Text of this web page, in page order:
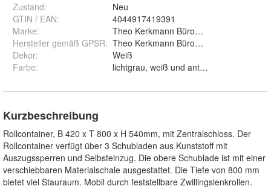
Zustand:
Neu
GTIN / EAN:
4044917419391
Marke:
Theo Kerkmann Büromöbelfabrik GmbH
Hersteller gemäß GPSR: Theo Kerkmann Büromöbelfabrik
Dekor:
Weiß
Farbe: lichtgrau, weiß und anthrazit
Kurzbeschreibung
Rollcontainer, B 420 x T 800 x H 540mm, mit Zentralschloss. Der
Rollcontainer verfügt über 3 Schubladen aus Kunststoff mit
Auszugssperren und Selbsteinzug. Die obere Schublade ist mit einer
verschiebbaren Materialschale ausgestattet. Die Tiefe von 800 mm
bietet viel Stauraum. Mobil durch feststellbare Zwillingslenkrollen.